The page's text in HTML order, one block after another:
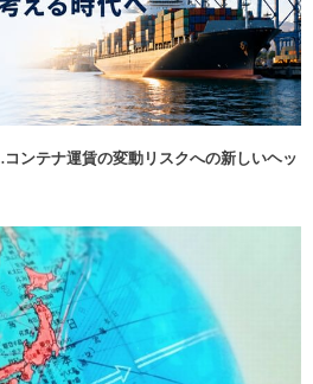
ンテナ運賃の変動リスクへの新しいヘッ